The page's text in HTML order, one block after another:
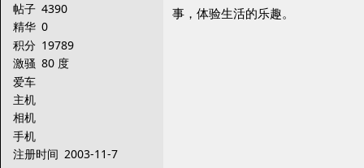
帖子 4390
精华 0
积分 19789
激骚 80 度
爱车
主机
相机
手机
注册时间 2003-11-7
事，体验生活的乐趣。